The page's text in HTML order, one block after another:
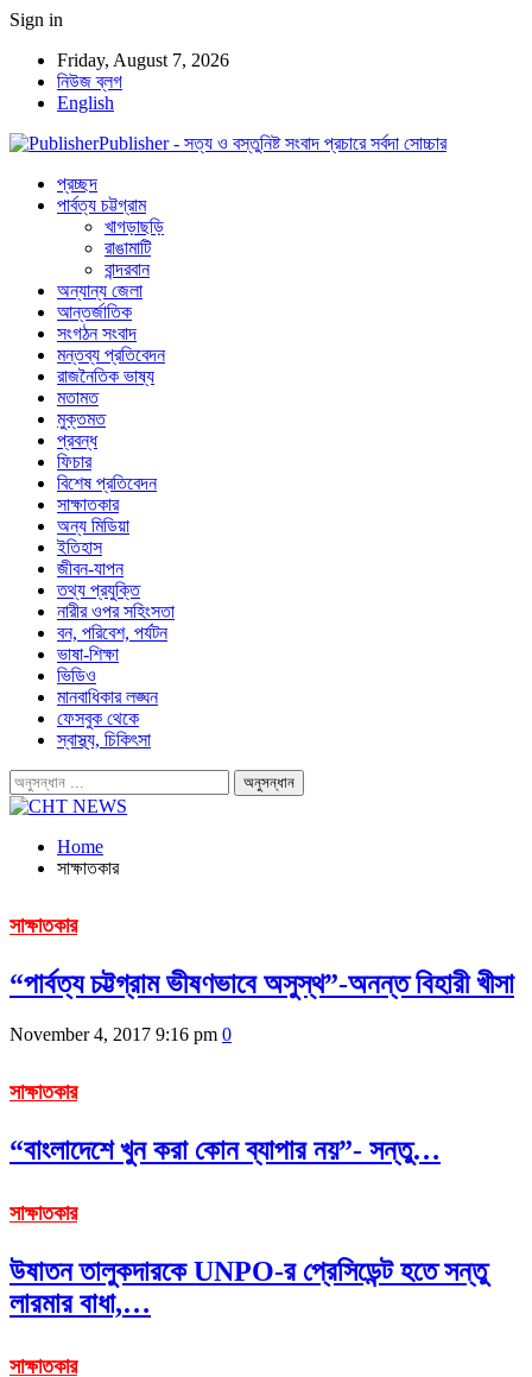
Sign in
Friday, August 7, 2026
নিউজ ব্লগ
English
Publisher - সত্য ও বস্তুনিষ্ট সংবাদ প্রচারে সর্বদা সোচ্চার
প্রচ্ছদ
পার্বত্য চট্টগ্রাম
খাগড়াছড়ি
রাঙামাটি
বান্দরবান
অন্যান্য জেলা
আন্তর্জাতিক
সংগঠন সংবাদ
মন্তব্য প্রতিবেদন
রাজনৈতিক ভাষ্য
মতামত
মুক্তমত
প্রবন্ধ
ফিচার
বিশেষ প্রতিবেদন
সাক্ষাতকার
অন্য মিডিয়া
ইতিহাস
জীবন-যাপন
তথ্য প্রযুক্তি
নারীর ওপর সহিংসতা
বন, পরিবেশ, পর্যটন
ভাষা-শিক্ষা
ভিডিও
মানবাধিকার লঙ্ঘন
ফেসবুক থেকে
স্বাস্থ্য, চিকিৎসা
Home
সাক্ষাতকার
সাক্ষাতকার
“পার্বত্য চট্টগ্রাম ভীষণভাবে অসুস্থ”-অনন্ত বিহারী খীসা
November 4, 2017 9:16 pm 0
সাক্ষাতকার
“বাংলাদেশে খুন করা কোন ব্যাপার নয়”- সন্তু…
সাক্ষাতকার
উষাতন তালুকদারকে UNPO-র প্রেসিডেন্ট হতে সন্তু
লারমার বাধা,…
সাক্ষাতকার